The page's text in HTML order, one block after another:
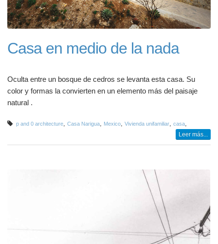
Casa en medio de la nada
Oculta entre un bosque de cedros se levanta esta casa. Su
color y formas la convierten en un elemento más del paisaje
natural .
p and 0 architecture Casa Narigua Mexico Vivienda unifamiliar casa
Leer más...